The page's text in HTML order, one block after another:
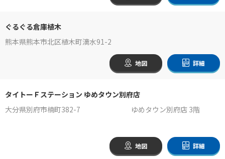
ぐるぐる倉庫植木
熊本県熊本市北区植木町滴水91-2
地図 詳細
タイトーＦステーション ゆめタウン別府店
大分県別府市楠町382-7 ゆめタウン別府店 3階
地図 詳細